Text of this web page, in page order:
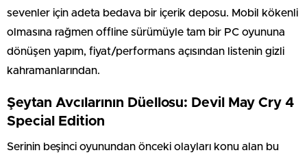
sevenler için adeta bedava bir içerik deposu. Mobil kökenli
olmasına rağmen offline sürümüyle tam bir PC oyununa
dönüşen yapım, fiyat/performans açısından listenin gizli
kahramanlarından.
Şeytan Avcılarının Düellosu: Devil May Cry 4
Special Edition
Serinin beşinci oyunundan önceki olayları konu alan bu